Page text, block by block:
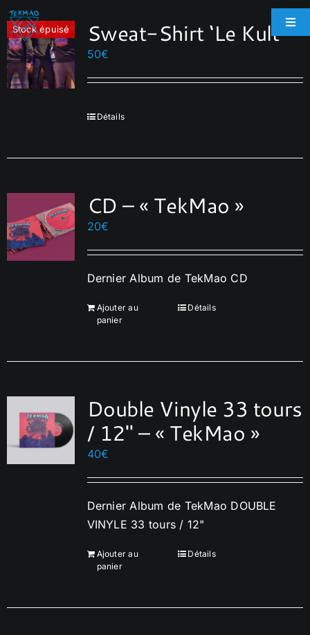
Passer
au
contenu
Biographie
Galerie
Espace Pro
Stock épuisé Sweat-Shirt ‘Le Kult’
50€
Détails
CD – « TekMao »
20€
Dernier Album de TekMao CD
Ajouter au
panier
Détails
Double Vinyle 33 tours
/ 12″ – « TekMao »
40€
Dernier Album de TekMao DOUBLE
VINYLE 33 tours / 12"
Ajouter au
panier
Détails